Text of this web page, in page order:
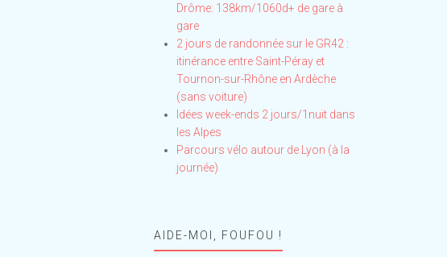
Drôme: 138km/1060d+ de gare à
gare
2 jours de randonnée sur le GR42 :
itinérance entre Saint-Péray et
Tournon-sur-Rhône en Ardèche
(sans voiture)
Idées week-ends 2 jours/1nuit dans
les Alpes
Parcours vélo autour de Lyon (à la
journée)
AIDE-MOI, FOUFOU !